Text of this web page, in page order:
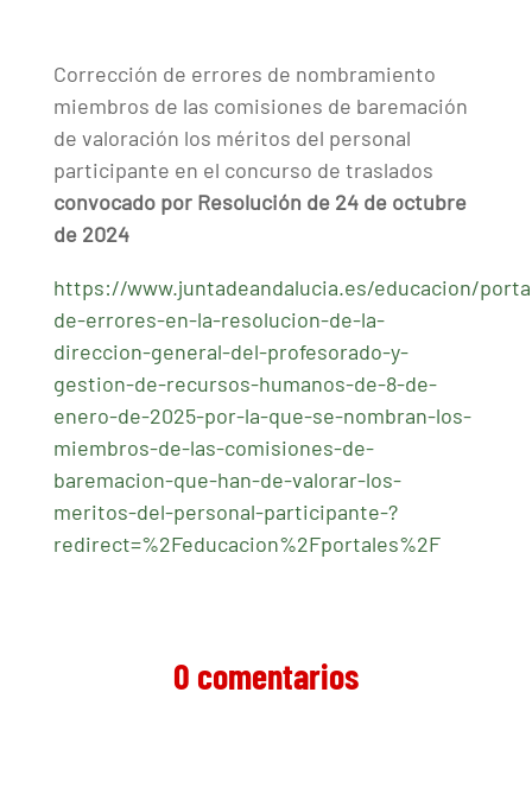
Corrección de errores de nombramiento
miembros de las comisiones de baremación
de valoración los méritos del personal
participante en el concurso de traslados
convocado por Resolución de 24 de octubre
de 2024
https://www.juntadeandalucia.es/educacion/
de-errores-en-la-resolucion-de-la-
direccion-general-del-profesorado-y-
gestion-de-recursos-humanos-de-8-de-
enero-de-2025-por-la-que-se-nombran-los-
miembros-de-las-comisiones-de-
baremacion-que-han-de-valorar-los-
meritos-del-personal-participante-?
redirect=%2Feducacion%2Fportales%2F
0 comentarios